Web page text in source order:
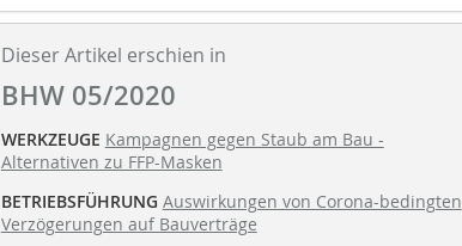
Dieser Artikel erschien in
BHW 05/2020
WERKZEUGE Kampagnen gegen Staub am Bau -
Alternativen zu FFP-Masken
BETRIEBSFÜHRUNG Auswirkungen von Corona-bedingten
Verzögerungen auf Bauverträge